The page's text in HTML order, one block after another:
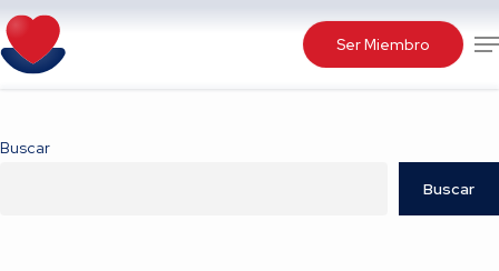
Skip
to
main
Ser Miembro
Buscar
Buscar